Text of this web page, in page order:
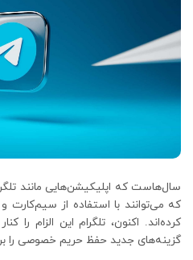
سال‌هاست که اپلیکیشن‌هایی مانند
که می‌توانند با استفاده از سیم‌کارت
کرده‌اند. اکنون، تلگرام این الزام
گزینه‌های جدید حفظ حریم خصوصی را